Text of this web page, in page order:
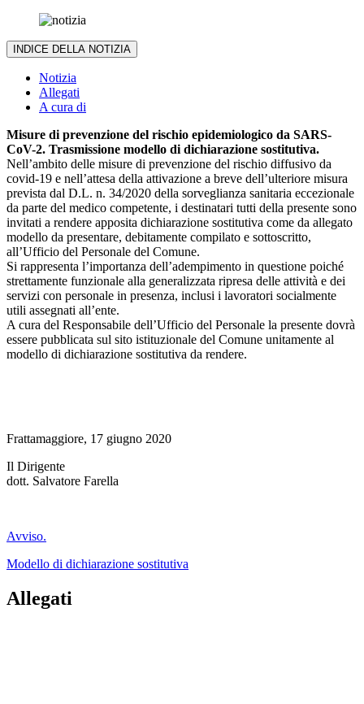
INDICE DELLA NOTIZIA
Notizia
Allegati
A cura di
Misure di prevenzione del rischio epidemiologico da SARS-
CoV-2. Trasmissione modello di dichiarazione sostitutiva.
Nell’ambito delle misure di prevenzione del rischio diffusivo da
covid-19 e nell’attesa della attivazione a breve dell’ulteriore misura
prevista dal D.L. n. 34/2020 della sorveglianza sanitaria eccezionale
da parte del medico competente, i destinatari tutti della presente sono
invitati a rendere apposita dichiarazione sostitutiva come da allegato
modello da presentare, debitamente compilato e sottoscritto,
all’Ufficio del Personale del Comune.
Si rappresenta l’importanza dell’adempimento in questione poiché
strettamente funzionale alla generalizzata ripresa delle attività e dei
servizi con personale in presenza, inclusi i lavoratori socialmente
utili assegnati all’ente.
A cura del Responsabile dell’Ufficio del Personale la presente dovrà
essere pubblicata sul sito istituzionale del Comune unitamente al
modello di dichiarazione sostitutiva da rendere.
Frattamaggiore, 17 giugno 2020
Il Dirigente
dott. Salvatore Farella
Avviso.
Modello di dichiarazione sostitutiva
Allegati